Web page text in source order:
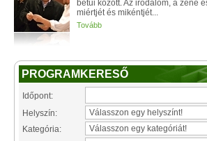
betűi között. Az irodalom, a zene
miértjét és mikéntjét...
Tovább
PROGRAMKERESŐ
Időpont:
Helyszín:
Kategória: